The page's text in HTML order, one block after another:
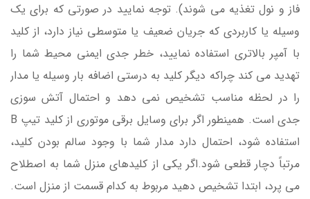
فاز و نول تغذیه می شوند). توجه نمایید در صورتی که برای یک
وسیله یا کاربردی که جریان ضعیف یا متوسطی نیاز دارد، از کلید
با آمپر بالاتری استفاده نمایید، خطر جدی ایمنی محیط شما را
تهدید می کند چراکه دیگر کلید به درستی اضافه بار وسیله یا مدار
را در لحظه مناسب تشخیص نمی دهد و احتمال آتش سوزی
جدی است. همینطور اگر برای وسایل برقی موتوری از کلید تیپ B
استفاده شود، احتمال دارد مدار شما با وجود سالم بودن کلید،
مرتباً دچار قطعی شود.اگر یکی از کلیدهای منزل شما به اصطلاح
می پرد، ابتدا تشخیص دهید مربوط به کدام قسمت از منزل است.